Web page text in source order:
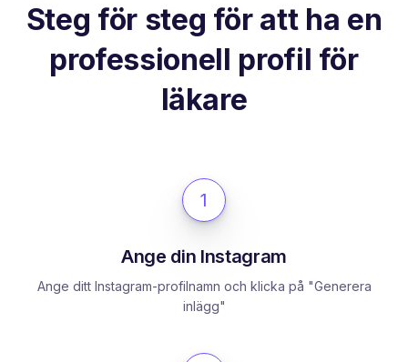
Steg för steg för att ha en
professionell profil för
läkare
1
Ange din Instagram
Ange ditt Instagram-profilnamn och klicka på "Generera
inlägg"